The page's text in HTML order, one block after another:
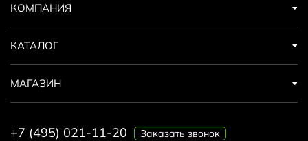
КОМПАНИЯ
КАТАЛОГ
МАГАЗИН
+7 (495) 021-11-20 Заказать звонок